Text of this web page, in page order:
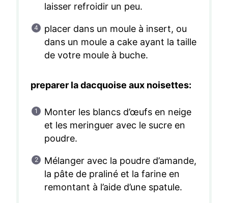
laisser refroidir un peu.
placer dans un moule à insert, ou
dans un moule a cake ayant la taille
de votre moule à buche.
preparer la dacquoise aux noisettes:
Monter les blancs d’œufs en neige
et les meringuer avec le sucre en
poudre.
Mélanger avec la poudre d’amande,
la pâte de praliné et la farine en
remontant à l’aide d’une spatule.